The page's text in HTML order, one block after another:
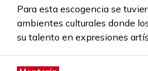
Para esta escogencia se
ambientes culturales donde
su talento en expresiones